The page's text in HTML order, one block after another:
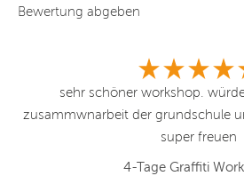
Bewertung abgeben
sehr schöner workshop.
zusammwnarbeit der grundschule
super freuen
4-Tage Graffiti